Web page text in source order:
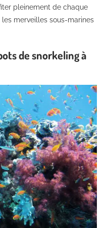
pleinement de chaque
merveilles sous-marines
de snorkeling à